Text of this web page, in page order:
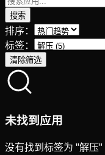
搜索
排序：
标签：
清除筛选
未找到应用
没有找到标签为 "解压"